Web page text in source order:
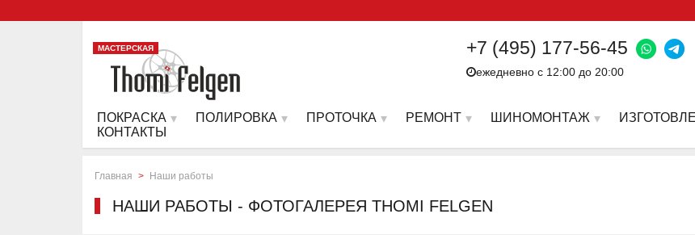
МАСТЕРСКАЯ +7 (495) 177-56-45
ежедневно с 12:00 до 20:00
ПОКРАСКА ПОЛИРОВКА ПРОТОЧКА РЕМОНТ ШИНОМОНТАЖ
КОНТАКТЫ
Главная > Наши работы
НАШИ РАБОТЫ - ФОТОГАЛЕРЕЯ THOMI FELGEN